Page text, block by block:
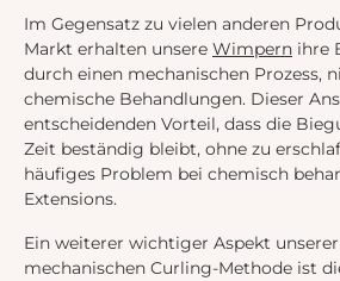
Im Gegensatz zu vielen anderen
Markt erhalten unsere Wimpern ihre
durch einen mechanischen Prozess,
chemische Behandlungen. Dieser
entscheidenden Vorteil, dass die
Zeit beständig bleibt, ohne zu
häufiges Problem bei chemisch
Extensions.
Ein weiterer wichtiger Aspekt unserer
mechanischen Curling-Methode ist